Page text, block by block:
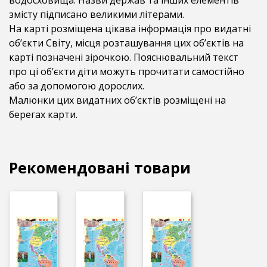
змісту підписано великими літерами.
На карті розміщена цікава інформація про видатні
об’єкти Світу, місця розташування цих об’єктів на
карті позначені зірочкою. Пояснювальний текст
про ці об’єкти діти можуть прочитати самостійно
або за допомогою дорослих.
Малюнки цих видатних об’єктів розміщені на
берегах карти.
Рекомендовані товари